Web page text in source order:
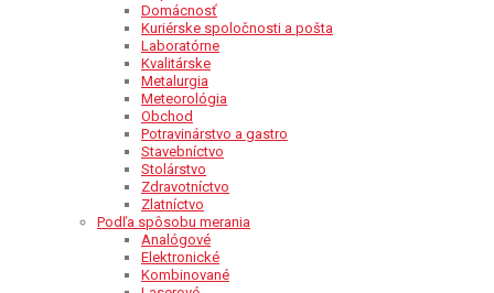
Domácnosť
Kuriérske spoločnosti a pošta
Laboratórne
Kvalitárske
Metalurgia
Meteorológia
Obchod
Potravinárstvo a gastro
Stavebníctvo
Stolárstvo
Zdravotníctvo
Zlatníctvo
Podľa spôsobu merania
Analógové
Elektronické
Kombinované